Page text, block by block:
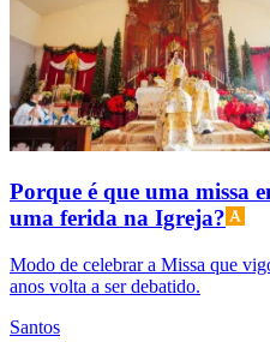
Porque é que uma missa
uma ferida na Igreja?
Modo de celebrar a Missa que
anos volta a ser debatido.
Santos